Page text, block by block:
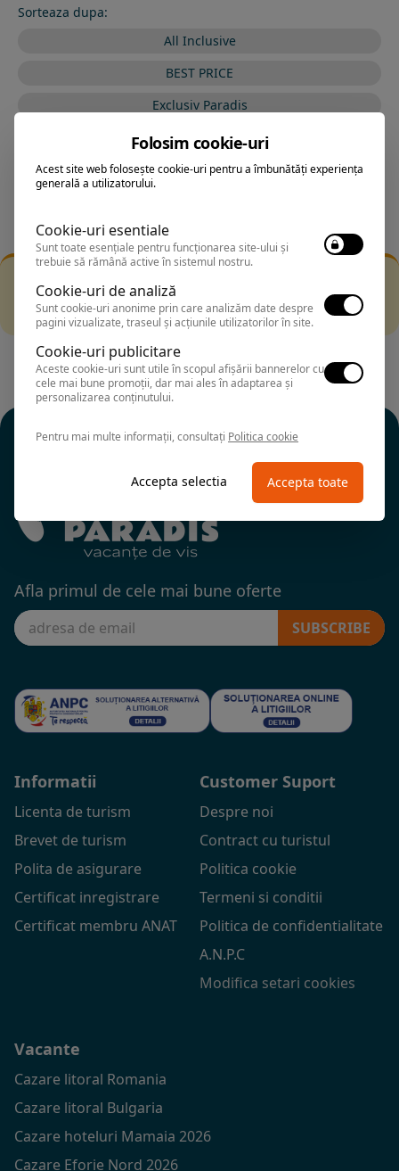
Sorteaza dupa:
All Inclusive
BEST PRICE
Exclusiv Paradis
Stele 1-5
Stele 5-1
Incearca sa folosesti o cautarea mai generala sau alege
alte fitre.
Afla primul de cele mai bune oferte
SUBSCRIBE
Informatii
Licenta de turism
Brevet de turism
Polita de asigurare
Certificat inregistrare
Certificat membru ANAT
Customer Suport
Despre noi
Contract cu turistul
Politica cookie
Termeni si conditii
Politica de confidentialitate
A.N.P.C
Modifica setari cookies
Vacante
Cazare litoral Romania
Cazare litoral Bulgaria
Cazare hoteluri Mamaia 2026
Cazare Eforie Nord 2026
Folosim cookie-uri
Acest site web folosește cookie-uri pentru a îmbunătăți experiența
generală a utilizatorului.
Cookie-uri esentiale
Sunt toate esențiale pentru funcționarea site-ului și
trebuie să rămână active în sistemul nostru.
Cookie-uri de analiză
Sunt cookie-uri anonime prin care analizăm date despre
pagini vizualizate, traseul și acțiunile utilizatorilor în site.
Cookie-uri publicitare
Aceste cookie-uri sunt utile în scopul afișării bannerelor cu
cele mai bune promoții, dar mai ales în adaptarea și
personalizarea conținutului.
Pentru mai multe informații, consultați Politica cookie
Accepta selectia Accepta toate